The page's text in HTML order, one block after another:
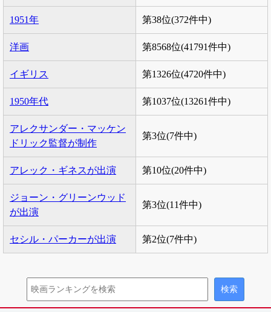
1951年 第38位(372件中)
洋画 第8568位(41791件中)
イギリス 第1326位(4720件中)
1950年代 第1037位(13261件中)
アレクサンダー・マッケン
ドリック監督が制作
第3位(7件中)
アレック・ギネスが出演 第10位(20件中)
ジョーン・グリーンウッド
が出演
第3位(11件中)
セシル・パーカーが出演 第2位(7件中)